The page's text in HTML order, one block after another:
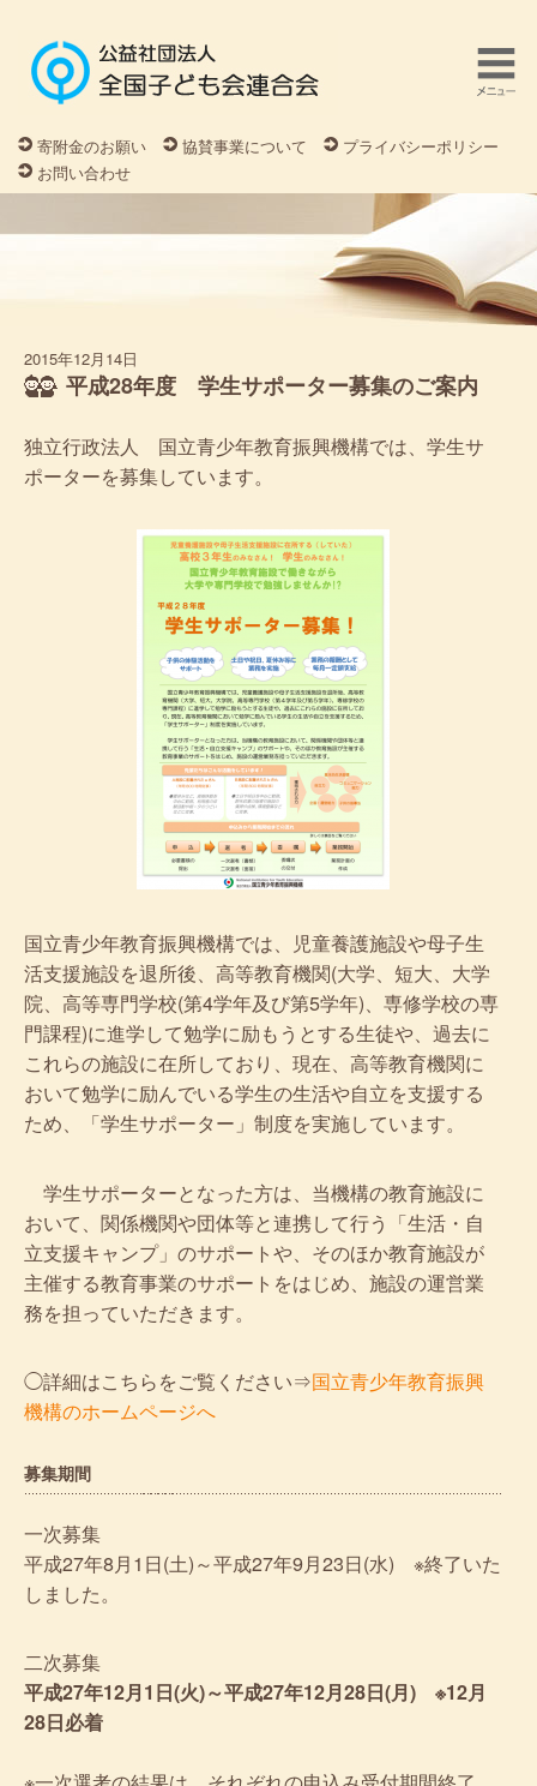
寄附金のお願い 協賛事業について
プライバシーポリシー
お問い合わせ
2015年12月14日
平成28年度 学生サポーター募集のご案内
独立行政法人 国立青少年教育振興機構では、学生サ
ポーターを募集しています。
国立青少年教育振興機構では、児童養護施設や母子生
活支援施設を退所後、高等教育機関(大学、短大、大学
院、高等専門学校(第4学年及び第5学年)、専修学校の専
門課程)に進学して勉学に励もうとする生徒や、過去に
これらの施設に在所しており、現在、高等教育機関に
おいて勉学に励んでいる学生の生活や自立を支援する
ため、「学生サポーター」制度を実施しています。
学生サポーターとなった方は、当機構の教育施設に
おいて、関係機関や団体等と連携して行う「生活・自
立支援キャンプ」のサポートや、そのほか教育施設が
主催する教育事業のサポートをはじめ、施設の運営業
務を担っていただきます。
◯詳細はこちらをご覧ください⇒国立青少年教育振興
機構のホームページへ
募集期間
一次募集
平成27年8月1日(土)～平成27年9月23日(水) ※終了いた
しました。
二次募集
平成27年12月1日(火)～平成27年12月28日(月) ※12月
28日必着